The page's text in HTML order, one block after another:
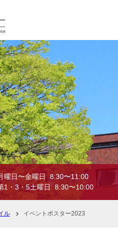
曜日〜金曜日 8:30〜11:00
1・3・5土曜日 8:30〜10:00
ル イベントポスター2023